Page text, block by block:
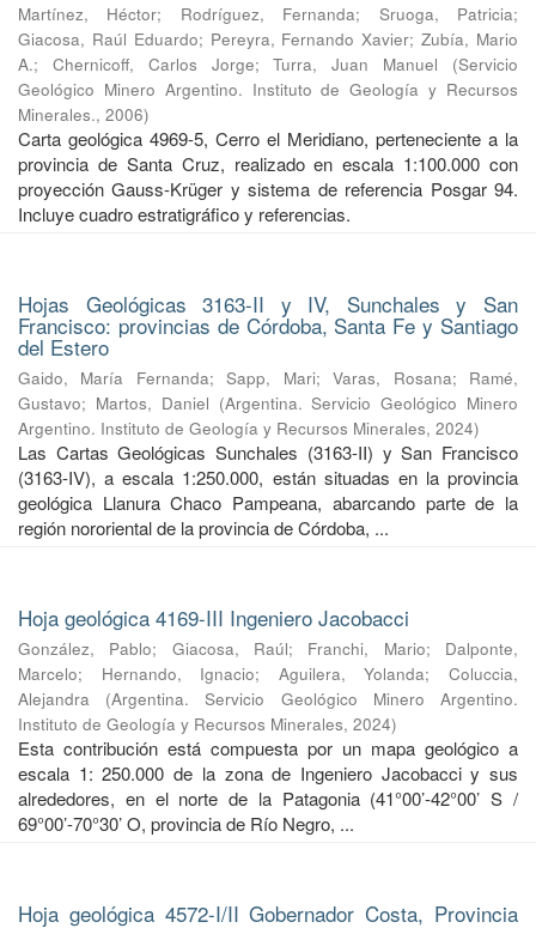
Martínez, Héctor; Rodríguez, Fernanda; Sruoga, Patricia;
Giacosa, Raúl Eduardo; Pereyra, Fernando Xavier;Zubía, Mario
A.; Chernicoff, Carlos Jorge;Turra, Juan Manuel (Servicio
Geológico Minero Argentino. Instituto de Geología y Recursos
Minerales., 2006)
Carta geológica 4969-5, Cerro el Meridiano, perteneciente a la
provincia de Santa Cruz, realizado en escala 1:100.000 con
proyección Gauss-Krüger y sistema de referencia Posgar 94.
Incluye cuadro estratigráfico y referencias.
Hojas Geológicas 3163-II y IV, Sunchales y San
Francisco: provincias de Córdoba, Santa Fe y Santiago
del Estero
Gaido, María Fernanda;Sapp, Mari;Varas, Rosana; Ramé,
Gustavo; Martos, Daniel (Argentina. Servicio Geológico Minero
Argentino. Instituto de Geología y Recursos Minerales, 2024)
Las Cartas Geológicas Sunchales (3163-II) y San Francisco
(3163-IV), a escala 1:250.000, están situadas en la provincia
geológica Llanura Chaco Pampeana, abarcando parte de la
región nororiental de la provincia de Córdoba, ...
Hoja geológica 4169-III Ingeniero Jacobacci
González, Pablo; Giacosa, Raúl; Franchi, Mario; Dalponte,
Marcelo; Hernando, Ignacio; Aguilera, Yolanda;Coluccia,
Alejandra
(Argentina. Servicio Geológico Minero Argentino.
Instituto de Geología y Recursos Minerales, 2024)
Esta contribución está compuesta por un mapa geológico a
escala 1: 250.000 de la zona de Ingeniero Jacobacci y sus
alrededores, en el norte de la Patagonia (41°00’-42°00’ S /
69°00’-70°30’ O, provincia de Río Negro, ...
Hoja geológica 4572-I/II Gobernador Costa, Provincia